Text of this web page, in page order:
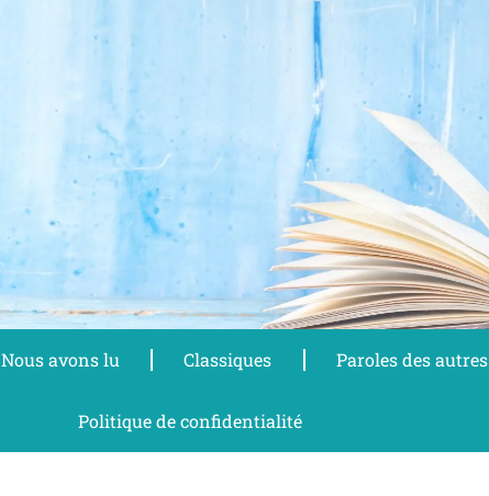
Nous avons lu Classiques Paroles des autres
Politique de confidentialité